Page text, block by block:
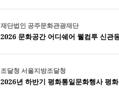
재단법인 공주문화관광재단
2026 문화공간 어디쉐어 웰컴투 신관
조달청 서울지방조달청
2026년 하반기 평화통일문화행사 평